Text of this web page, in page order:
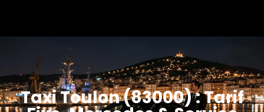
Taxi Toulon (83000) : Tarif